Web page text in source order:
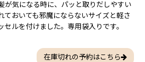
が気になる時に、パッと取りだしやすい
ておいても邪魔にならないサイズと軽さ
セルを付けました。専用袋入りです。
在庫切れの予約はこちら